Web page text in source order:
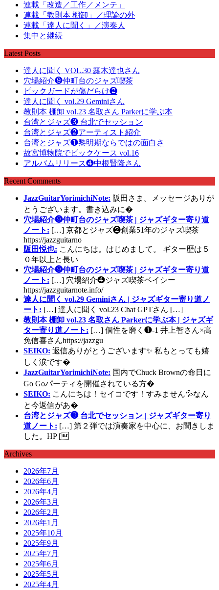
連載「改造／工作／メンテ」
連載「教則本 棚卸」／理論の外
連載「達人に聞く」／演奏人
集中と継続
Latest Posts
達人に聞く VOL.30 露木達也さん
穴場紹介❾仲町台のジャズ喫茶
ピックガードが傷だらけ❷
達人に聞く vol.29 Geminiさん
教則本 棚卸 vol.23 名取さん Parkerに学ぶ本
台湾とジャズ❸ 台北でセッション
台湾とジャズ❷アーティスト紹介
台湾とジャズ❶黎明期ならではの面白さ
故宮博物院でピックケース vol.16
アルバムリリース❹中根賢隆さん
Recent Comments
JazzGuitarYorimichiNote: 阪田さま。メッセージありが
とうございます。書き込みに�
穴場紹介❾仲町台のジャズ喫茶 | ジャズギター寄り道
ノート: […] 京都とジャズ❷創業51年のジャズ喫茶
https://jazzguitarno
阪田悦也: こんにちは。はじめまして。 ギター歴は５
０年以上と長い
穴場紹介❾仲町台のジャズ喫茶 | ジャズギター寄り道
ノート: […] 穴場紹介❹ジャズ喫茶ベイシー
https://jazzguitarnote.info/
達人に聞く vol.29 Geminiさん | ジャズギター寄り道ノ
ート: […] 達人に聞く vol.23 Chat GPTさん […]
教則本 棚卸 vol.23 名取さん Parkerに学ぶ本 | ジャズギ
ター寄り道ノート: […] 個性を磨く❶-1 井上智さん×高
免信喜さんhttps://jazzgu
SEIKO: 返信ありがとうございます✨ 私もとっても嬉
しく涙です�
JazzGuitarYorimichiNote: 国内でChuck Brownの命日に
Go Goパーティを開催されている方�
SEIKO: こんにちは！セイコです！すみません💦なん
と今返信があ�
台湾とジャズ❸ 台北でセッション | ジャズギター寄り
道ノート: […] 第２弾では演奏家を中心に、お聞きしま
した。HP [
Archives
2026年7月
2026年6月
2026年4月
2026年3月
2026年2月
2026年1月
2025年10月
2025年9月
2025年7月
2025年6月
2025年5月
2025年4月